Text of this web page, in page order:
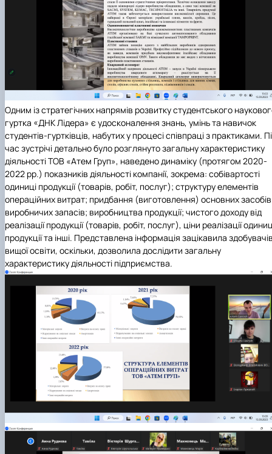
Одним із стратегічних напрямів розвитку студентського
гуртка «ДНК Лідера» є удосконалення знань, умінь та навичок
студентів-гуртківців, набутиху процесіспівпраці з практиками.
час зустрічі детально було розглянуто загальну характеристику
діяльності ТОВ «Атем Груп», наведено динаміку (протягом 2020-
2022 рр.) показників діяльності компанії, зокрема: собівартості
одиниці продукції (товарів, робіт, послуг); структуру елементів
операційних витрат; придбання (виготовлення) основних
виробничих запасів; виробництва продукції; чистого доходу від
реалізації продукції (товарів, робіт, послуг), ціни реалізації
продукції та інші. Представлена інформація зацікавила
вищої освіти, оскільки, дозволила дослідити загальну
характеристику діяльності підприємства.